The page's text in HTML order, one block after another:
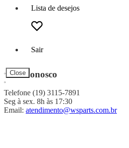
Lista de desejos
Sair
Close
Fale Conosco
Telefone (19) 3115-7891
Seg à sex. 8h às 17:30
Email: atendimento@wsparts.com.br